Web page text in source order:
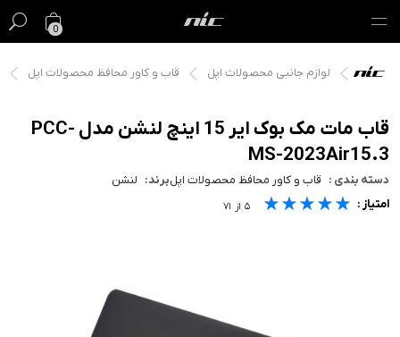
0
گیفت کارت
فروش ویژه
مک
آیفون
لوازم جانبی محصولات اپل قاب و کاور محافظ محصولات اپل
قاب مات مک بوک ایر 15 اینچ لنشن مدل PCC-
MS-2023Air15.3
دسته بندی : قاب و کاور محافظ محصولات اپلبرند: لنشن
امتیاز : ★★★★★
★★★★★
★★★★★ ۵ از ۷۱